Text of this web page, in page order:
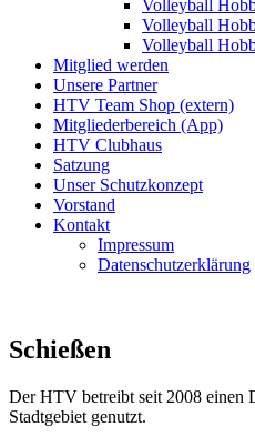
Volleyball
Volleyball
Volleyball
Mitglied werden
Unsere Partner
HTV Team Shop (extern)
Mitgliederbereich (App)
HTV Clubhaus
Satzung
Unser Schutzkonzept
Vorstand
Kontakt
Impressum
Datenschutzerklärung
Schießen
Der HTV betreibt seit 2008 einen
Stadtgebiet genutzt.